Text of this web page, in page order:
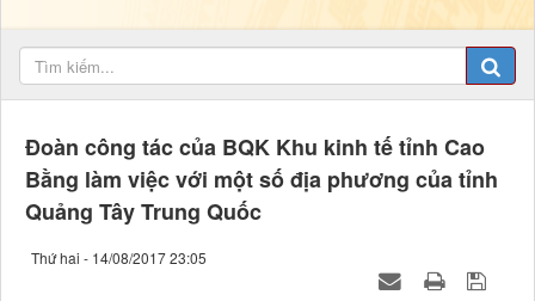
Đoàn công tác của BQK Khu kinh tế tỉnh Cao
Bằng làm việc với một số địa phương của tỉnh
Quảng Tây Trung Quốc
Thứ hai - 14/08/2017 23:05